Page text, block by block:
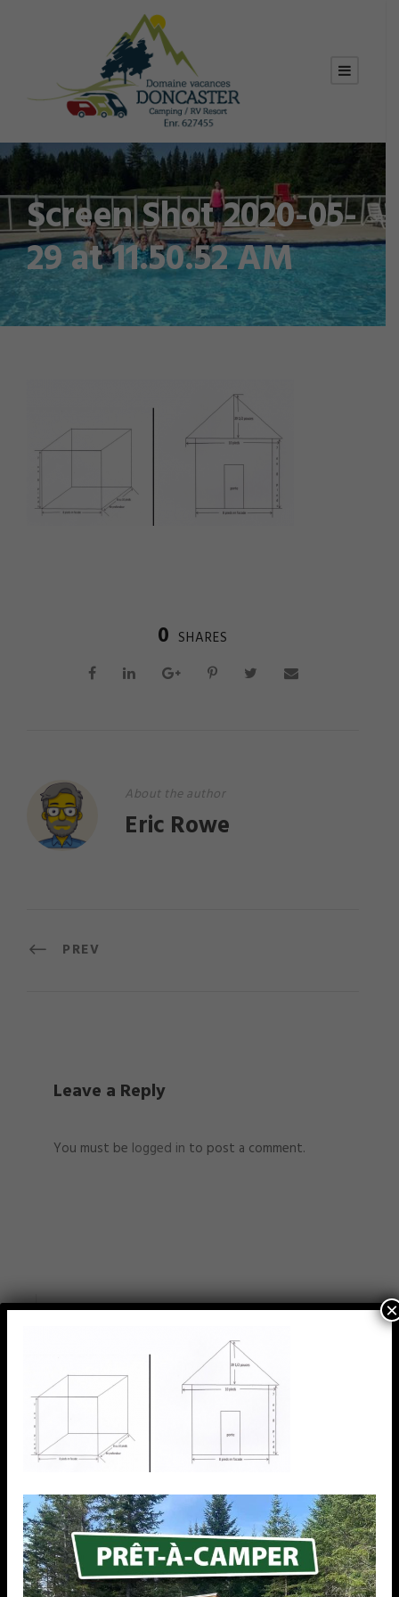
Screen Shot 2020-05-
29 at 11.50.52 AM
0 SHARES
About the author
Eric Rowe
PREV
Leave a Reply
You must be logged in to post a comment.
TEXT WIDGET
Nulla vitae elit libero, a pharetra augue. Nulla
vitae elit libero, a pharetra augue. Nulla vitae elit
libero, a pharetra augue. Donec sed odio dui.
Etiam porta sem malesuada.
RECENT WORKS
×